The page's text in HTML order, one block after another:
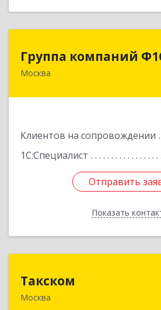
Группа компаний
Москва
Клиентов на сопровождении
1С:Специалист
Отправить
Показать
Группа
101000, Москва г,
Отправить
Назад
Такском
Москва119034, Москва г,